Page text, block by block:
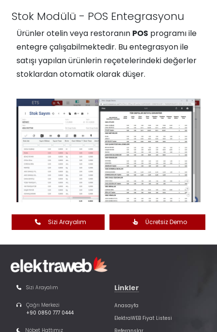
Stok Modülü - POS Entegrasyonu
Ürünler otelin veya restoranın POS programı ile
entegre çalışabilmektedir. Bu entegrasyon ile
satışı yapılan ürünlerin reçetelerindeki değerler
stoklardan otomatik olarak düşer.
Sizi Arayalım Ücretsiz Demo
Sizi Arayalım
Çağrı Merkezi
+90 0850 777 0444
Nöbet Hattımız
Linkler
Anasayfa
ElektraWEB Fiyat Listesi